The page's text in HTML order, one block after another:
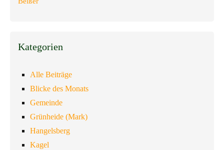
Kategorien
Alle Beiträge
Blicke des Monats
Gemeinde
Grünheide (Mark)
Hangelsberg
Kagel